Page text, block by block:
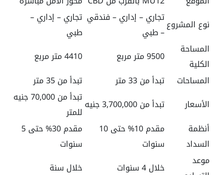
نوع المشروعتجاري – إداري – فندقي
– طبي
تجاري – إداري –
طبي
المساحة
الكلية
9500 متر مربع
4410 متر مربع
المساحات
تبدأ من 33 متر
تبدأ من 35 متر
الأسعار
تبدأ من 3,700,000 جنيه
تبدأ من 70,000 جنيه
للمتر
أنظمة
السداد
مقدم 10% حتى 10
سنوات
مقدم 30% حتى 5
سنوات
موعد
خلال 4 سنوات
خلال سنة